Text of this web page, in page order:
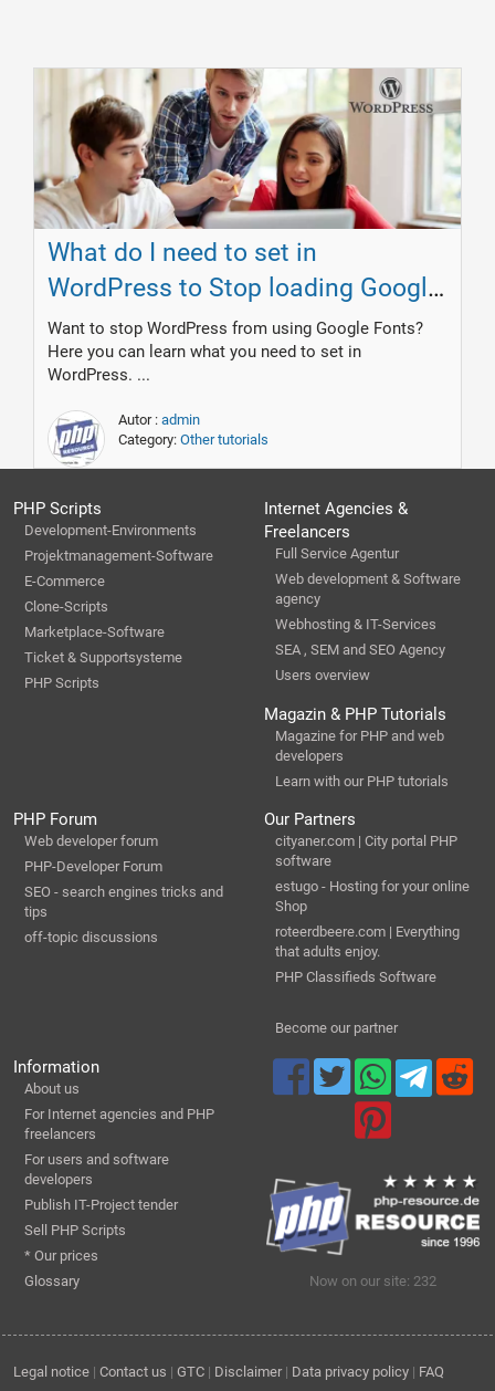
What do I need to set in
WordPress to Stop loading Google
Fonts?
Want to stop WordPress from using Google Fonts?
Here you can learn what you need to set in
WordPress. ...
Autor : admin
Category: Other tutorials
PHP Scripts
Development-Environments
Projektmanagement-Software
E-Commerce
Clone-Scripts
Marketplace-Software
Ticket & Supportsysteme
PHP Scripts
Internet Agencies &
Freelancers
Full Service Agentur
Web development & Software
agency
Webhosting & IT-Services
SEA , SEM and SEO Agency
Users overview
Magazin & PHP Tutorials
Magazine for PHP and web
developers
Learn with our PHP tutorials
PHP Forum
Web developer forum
PHP-Developer Forum
SEO - search engines tricks and
tips
off-topic discussions
Our Partners
cityaner.com | City portal PHP
software
estugo - Hosting for your online
Shop
roteerdbeere.com | Everything
that adults enjoy.
PHP Classifieds Software
Become our partner
Information
About us
For Internet agencies and PHP
freelancers
For users and software
developers
Publish IT-Project tender
Sell PHP Scripts
* Our prices
Glossary
Now on our site: 232
Legal notice | Contact us | GTC | Disclaimer| Data privacy policy | FAQ